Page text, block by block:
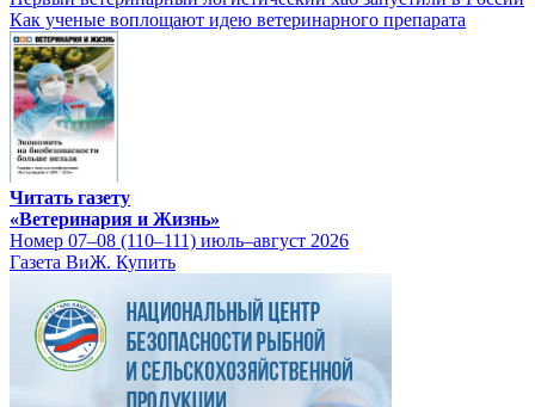
Как ученые воплощают идею ветеринарного препарата
Читать газету
«Ветеринария и Жизнь»
Номер 07–08 (110–111) июль–август 2026
Газета ВиЖ. Купить